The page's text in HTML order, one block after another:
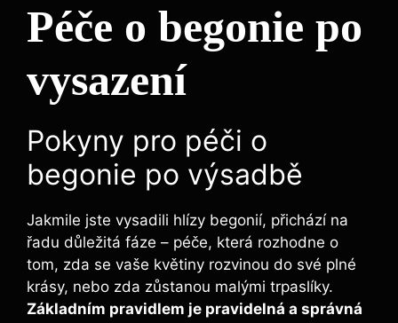
Péče o begonie po
vysazení
Pokyny pro péči o
begonie po výsadbě
Jakmile jste vysadili hlízy begonií, přichází na
řadu důležitá fáze – péče, která rozhodne o
tom, zda se vaše květiny rozvinou do své plné
krásy, nebo zda zůstanou malými trpaslíky.
Základním pravidlem je pravidelná a správná